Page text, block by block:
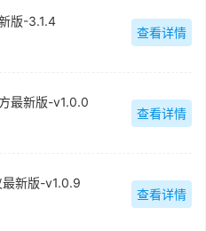
版-3.1.4
查看详情
最新版-v1.0.0
查看详情
新版-v1.0.9
查看详情